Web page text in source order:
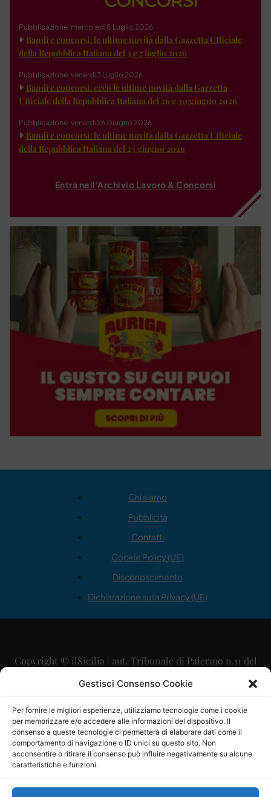
Gestisci Consenso Cookie
Per fornire le migliori esperienze, utilizziamo tecnologie come i cookie
per memorizzare e/o accedere alle informazioni del dispositivo. Il
consenso a queste tecnologie ci permetterà di elaborare dati come il
comportamento di navigazione o ID unici su questo sito. Non
acconsentire o ritirare il consenso può influire negativamente su alcune
caratteristiche e funzioni.
Pubblicazione: mercoledì 8 Luglio 2026
Bandi e concorsi: le ultime novità dalla Gazzetta Ufficiale
della Repubblica Italiana del 3 e 7 luglio 2026
Pubblicazione: venerdì 3 Luglio 2026
Bandi e concorsi: ecco le ultime novità dalla Gazzetta
Ufficiale della Repubblica Italiana del 26 e 30 giugno 2026
Pubblicazione: venerdì 26 Giugno 2026
Bandi e concorsi: le ultime novità dalla Gazzetta Ufficiale
della Repubblica Italiana del 23 giugno 2026
Entra nell'Archivio Lavoro & Concorsi
Chi siamo
Pubblicità
Contatti
Cookie Policy (UE)
Disconoscimento
Dichiarazione sulla Privacy (UE)
Copyright © ilSicilia | aut. Tribunale di Palermo n.11 del
29/09/2015
Direttore Editoriale: Maurizio Scaglione
Direttore Responsabile: Maria Calabrese